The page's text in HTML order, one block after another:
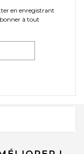
en enregistrant
à tout
Regions